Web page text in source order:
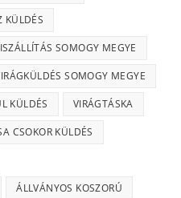
KÜLDÉS
SOMOGY MEGYE
SOMOGY MEGYE
KÜLDÉS VIRÁGTÁSKA
CSOKOR KÜLDÉS
ÁLLVÁNYOS KOSZORÚ